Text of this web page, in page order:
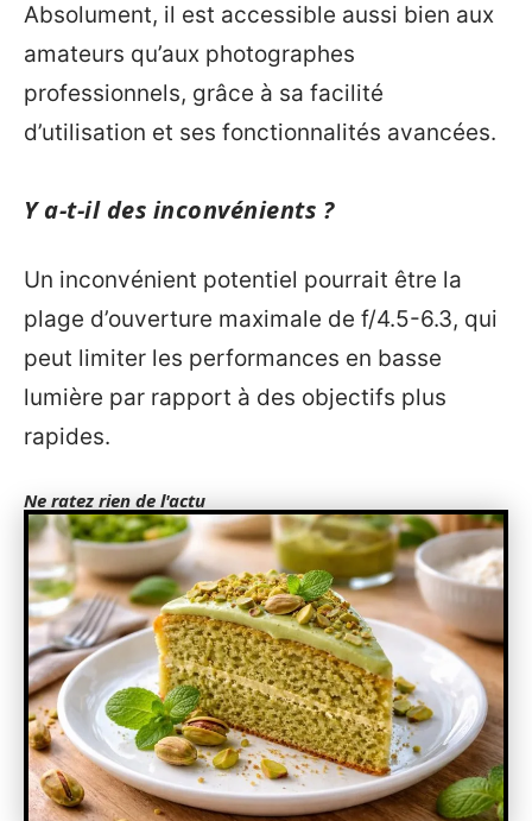
Absolument, il est accessible aussi bien aux
amateurs qu’aux photographes
professionnels, grâce à sa facilité
d’utilisation et ses fonctionnalités avancées.
Y a-t-il des inconvénients ?
Un inconvénient potentiel pourrait être la
plage d’ouverture maximale de f/4.5-6.3, qui
peut limiter les performances en basse
lumière par rapport à des objectifs plus
rapides.
Ne ratez rien de l'actu